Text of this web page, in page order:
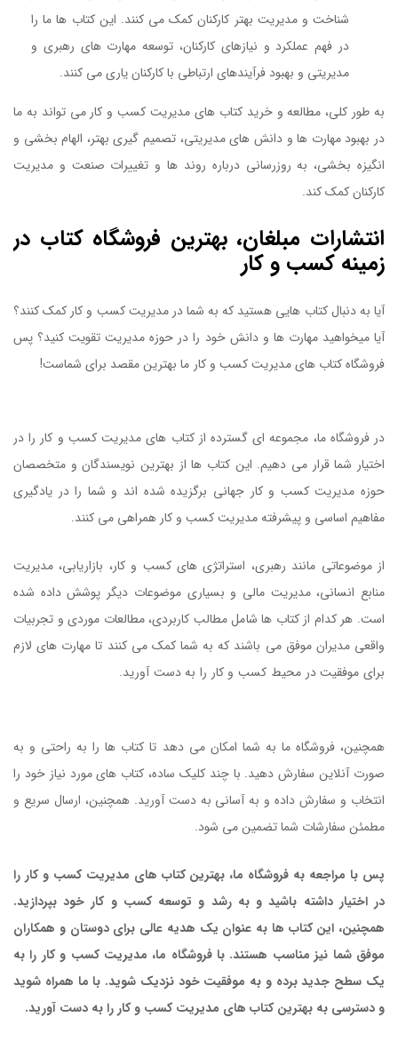
شناخت و مدیریت بهتر کارکنان کمک می کنند. این کتاب ها ما را
در فهم عملکرد و نیازهای کارکنان، توسعه مهارت های رهبری و
مدیریتی و بهبود فرآیندهای ارتباطی با کارکنان یاری می کنند.
به طور کلی، مطالعه و خرید کتاب های مدیریت کسب و کار می تواند به ما
در بهبود مهارت ها و دانش های مدیریتی، تصمیم گیری بهتر، الهام بخشی و
انگیزه بخشی، به روزرسانی درباره روند ها و تغییرات صنعت و مدیریت
کارکنان کمک کند.
انتشارات مبلغان، بهترین فروشگاه کتاب در
زمینه کسب و کار
آیا به دنبال کتاب هایی هستید که به شما در مدیریت کسب و کار کمک کنند؟
آیا میخواهید مهارت ها و دانش خود را در حوزه مدیریت تقویت کنید؟ پس
فروشگاه کتاب های مدیریت کسب و کار ما بهترین مقصد برای شماست!
در فروشگاه ما، مجموعه ای گسترده از کتاب های مدیریت کسب و کار را در
اختیار شما قرار می دهیم. این کتاب ها از بهترین نویسندگان و متخصصان
حوزه مدیریت کسب و کار جهانی برگزیده شده اند و شما را در یادگیری
مفاهیم اساسی و پیشرفته مدیریت کسب و کار همراهی می کنند.
از موضوعاتی مانند رهبری، استراتژی های کسب و کار، بازاریابی، مدیریت
منابع انسانی، مدیریت مالی و بسیاری موضوعات دیگر پوشش داده شده
است. هر کدام از کتاب ها شامل مطالب کاربردی، مطالعات موردی و تجربیات
واقعی مدیران موفق می باشند که به شما کمک می کنند تا مهارت های لازم
برای موفقیت در محیط کسب و کار را به دست آورید.
همچنین، فروشگاه ما به شما امکان می دهد تا کتاب ها را به راحتی و به
صورت آنلاین سفارش دهید. با چند کلیک ساده، کتاب های مورد نیاز خود را
انتخاب و سفارش داده و به آسانی به دست آورید. همچنین، ارسال سریع و
مطمئن سفارشات شما تضمین می شود.
پس با مراجعه به فروشگاه ما، بهترین کتاب های مدیریت کسب و کار را
در اختیار داشته باشید و به رشد و توسعه کسب و کار خود بپردازید.
همچنین، این کتاب ها به عنوان یک هدیه عالی برای دوستان و همکاران
موفق شما نیز مناسب هستند. با فروشگاه ما، مدیریت کسب و کار را به
یک سطح جدید برده و به موفقیت خود نزدیک شوید. با ما همراه شوید
و دسترسی به بهترین کتاب های مدیریت کسب و کار را به دست آورید.